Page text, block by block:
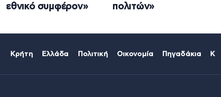
εθνικό συμφέρον»
πολιτών»
Κρήτη Ελλάδα Πολιτική Οικονομία Πηγαδάκια